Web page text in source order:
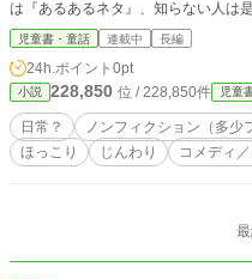
は『あるあるネタ』、知らない人は
児童書・童話 連載中 長編
24h.ポイント 0pt
小説 228,850 位 / 228,850件 児童
日常？ ノンフィクション（多少
ほっこり
じんわり コメディ